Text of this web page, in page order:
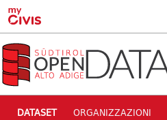
Skip to main content
DATASET ORGANIZZAZIONI